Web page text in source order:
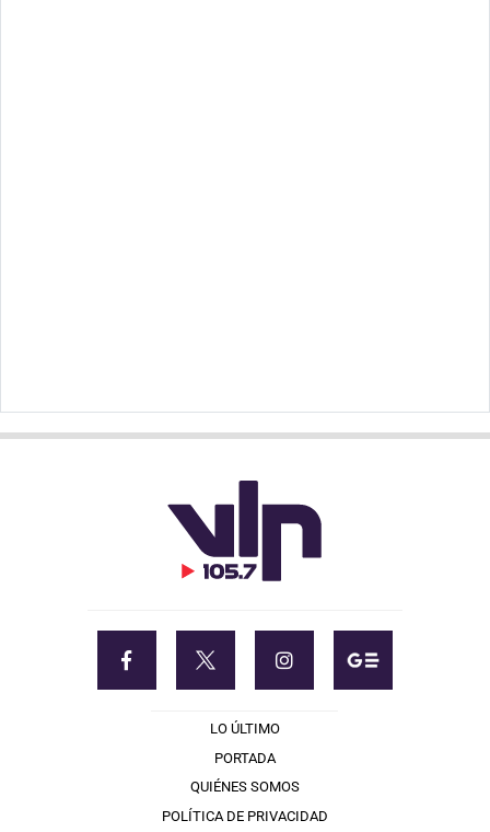
LO ÚLTIMO
PORTADA
QUIÉNES SOMOS
POLÍTICA DE PRIVACIDAD